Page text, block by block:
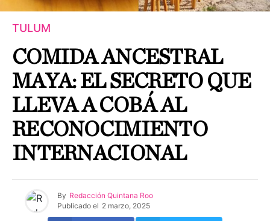
TULUM
COMIDA ANCESTRAL
MAYA: EL SECRETO QUE
LLEVA A COBÁ AL
RECONOCIMIENTO
INTERNACIONAL
By Redacción Quintana Roo
Publicado el 2 marzo, 2025